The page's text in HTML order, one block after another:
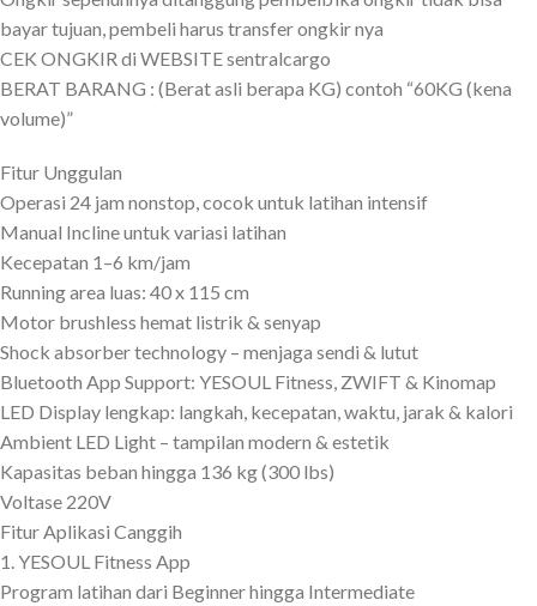
bayar tujuan, pembeli harus transfer ongkir nya
CEK ONGKIR di WEBSITE sentralcargo
BERAT BARANG : (Berat asli berapa KG) contoh “60KG (kena
volume)”
Fitur Unggulan
Operasi 24 jam nonstop, cocok untuk latihan intensif
Manual Incline untuk variasi latihan
Kecepatan 1–6 km/jam
Running area luas: 40 x 115 cm
Motor brushless hemat listrik & senyap
Shock absorber technology – menjaga sendi & lutut
Bluetooth App Support: YESOUL Fitness, ZWIFT & Kinomap
LED Display lengkap: langkah, kecepatan, waktu, jarak & kalori
Ambient LED Light – tampilan modern & estetik
Kapasitas beban hingga 136 kg (300 lbs)
Voltase 220V
Fitur Aplikasi Canggih
1. YESOUL Fitness App
Program latihan dari Beginner hingga Intermediate